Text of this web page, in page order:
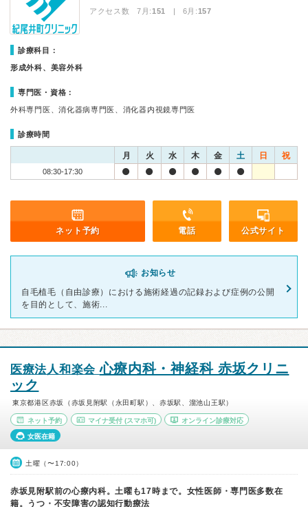
アクセス数 7月:151 | 6月:157
診療科目：
形成外科、美容外科
専門医・資格：
外科専門医、消化器病専門医、消化器内視鏡専門医
診療時間
月 火 水 木 金 土 日 祝
08:30-17:30
ネット予約 電話 公式サイト
お知らせ
自毛植毛（自由診療）における施術経過の記録および症例の公開
を目的として、施術...
医療法人和楽会心療内科・神経科 赤坂クリニ
ック
東京都港区赤坂（赤坂見附駅（永田町駅）、赤坂駅、溜池山王駅）
ネット予約 マイナ受付(スマホ可) オンライン診療対応
女医在籍
土曜（〜17:00）
赤坂見附駅前の心療内科。土曜も17時まで。女性医師・専門医多数在
籍。うつ・不安障害の認知行動療法